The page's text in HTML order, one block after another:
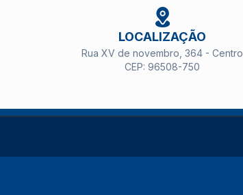
LOCALIZAÇÃO
Rua XV de novembro, 364 - Centro
CEP: 96508-750